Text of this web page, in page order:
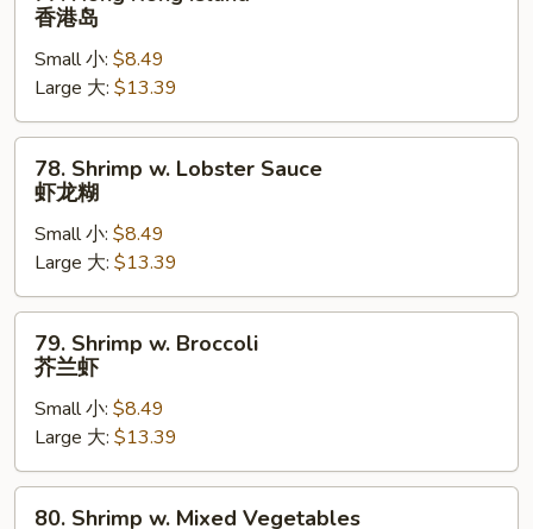
Kong
Island
港
岛
香港岛
Small 小: $8.49
Large 大: $13.39
Shrimp
Lobster
Sauce
虾
龙
78. Shrimp w. Lobster Sauce
虾龙糊
Small 小: $8.49
Large 大: $13.39
Shrimp
Broccoli
兰
虾
79. Shrimp w. Broccoli
芥兰虾
Small 小: $8.49
Large 大: $13.39
80. Shrimp w. Mixed Vegetables